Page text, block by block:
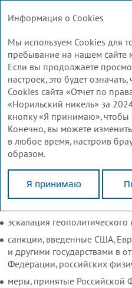
в 2014–2024 годах
до 2030 года
области прав человека
должной
в области прав
жалоб
Представленная в настоящем
подготовлена на основе
ПАО «ГМК «Норильский
прогнозы и описания «текущей
влияние внешние или иные
эскалация
санкции, введенные США,
и другими государствами в
Федерации, российских
меры, принятые Российской
Информация о Cookies
Мы используем Cookies для
пребывание на нашем сайте
Если вы продолжаете
настроек, это будет
Cookies сайта «Отчет по
«Норильский никель» за
кнопку «Я принимаю», чтобы
Конечно, вы можете
в любое время, настроив
образом.
Я принимаю